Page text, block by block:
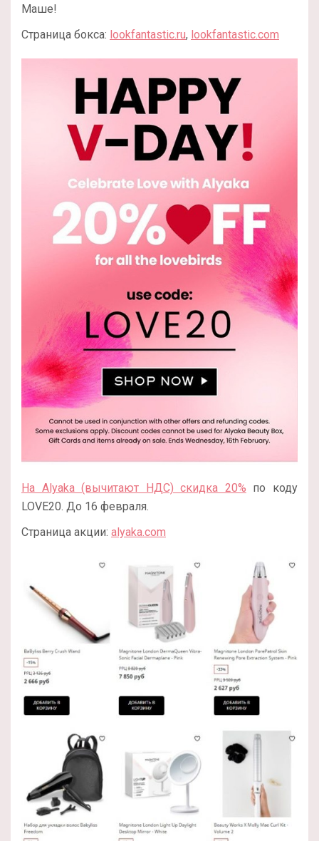
Маше!
Страница бокса: lookfantastic.ru, lookfantastic.com
На Alyaka (вычитают НДС) скидка 20% по коду
LOVE20. До 16 февраля.
Страница акции: alyaka.com